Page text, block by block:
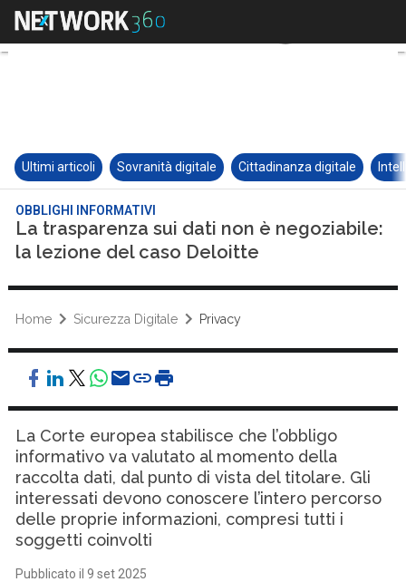
Ultimi articoli Sovranità digitale Cittadinanza digitale
OBBLIGHI INFORMATIVI
La trasparenza sui dati non è negoziabile:
la lezione del caso Deloitte
Home Sicurezza Digitale Privacy
La Corte europea stabilisce che l’obbligo
informativo va valutato al momento della
raccolta dati, dal punto di vista del titolare. Gli
interessati devono conoscere l’intero percorso
delle proprie informazioni, compresi tutti i
soggetti coinvolti
Pubblicato il 9 set 2025